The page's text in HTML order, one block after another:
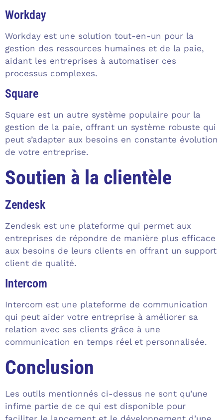
Workday
Workday est une solution tout-en-un pour la
gestion des ressources humaines et de la paie,
aidant les entreprises à automatiser ces
processus complexes.
Square
Square est un autre système populaire pour la
gestion de la paie, offrant un système robuste qui
peut s’adapter aux besoins en constante évolution
de votre entreprise.
Soutien à la clientèle
Zendesk
Zendesk est une plateforme qui permet aux
entreprises de répondre de manière plus efficace
aux besoins de leurs clients en offrant un support
client de qualité.
Intercom
Intercom est une plateforme de communication
qui peut aider votre entreprise à améliorer sa
relation avec ses clients grâce à une
communication en temps réel et personnalisée.
Conclusion
Les outils mentionnés ci-dessus ne sont qu’une
infime partie de ce qui est disponible pour